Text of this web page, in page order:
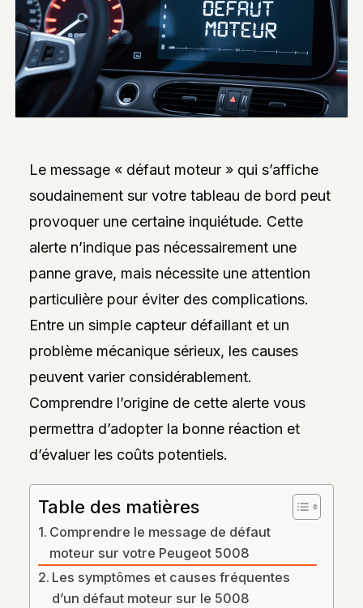
REPORTAGES
PHOTO
INSPIRANTS,
DES
ANALYSES
DE
NOUVEAUTÉS
L’INNOVATION
DANS
AUTO/MOTO.
L’ACCENT
EST
SUR
DES
DES
MATIÈRES
L’ESTHÉTIQUE
POUR
PASSIONNÉS
PROFESSIONNELS.
Le message « défaut moteur » qui s’affiche
soudainement sur votre tableau de bord peut
provoquer une certaine inquiétude. Cette
alerte n’indique pas nécessairement une
panne grave, mais nécessite une attention
particulière pour éviter des complications.
Entre un simple capteur défaillant et un
problème mécanique sérieux, les causes
peuvent varier considérablement.
Comprendre l’origine de cette alerte vous
permettra d’adopter la bonne réaction et
d’évaluer les coûts potentiels.
Table des matières
Comprendre le message de défaut
moteur sur votre Peugeot 5008
Les symptômes et causes fréquentes
d’un défaut moteur sur le 5008